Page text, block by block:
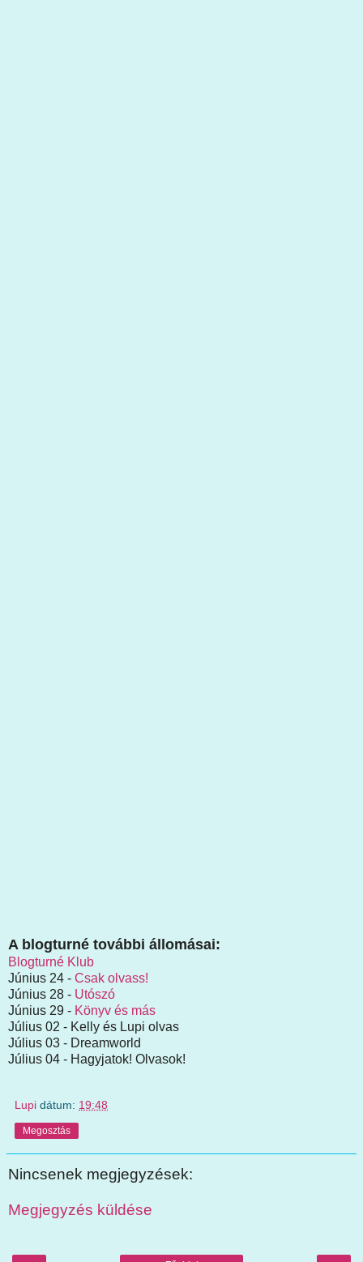
A blogturné további állomásai:
Blogturné Klub
Június 24 - Csak olvass!
Június 28 - Utószó
Június 29 - Könyv és más
Július 02 - Kelly és Lupi olvas
Július 03 - Dreamworld
Július 04 - Hagyjatok! Olvasok!
Lupi dátum: 19:48
Megosztás
Nincsenek megjegyzések:
Megjegyzés küldése